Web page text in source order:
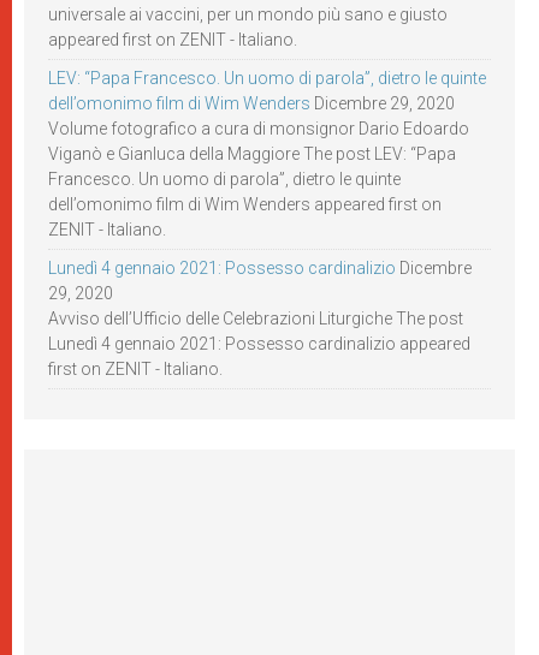
universale ai vaccini, per un mondo più sano e giusto
appeared first on ZENIT - Italiano.
LEV: “Papa Francesco. Un uomo di parola”, dietro le quinte
dell’omonimo film di Wim Wenders Dicembre 29, 2020
Volume fotografico a cura di monsignor Dario Edoardo
Viganò e Gianluca della Maggiore The post LEV: “Papa
Francesco. Un uomo di parola”, dietro le quinte
dell’omonimo film di Wim Wenders appeared first on
ZENIT - Italiano.
Lunedì 4 gennaio 2021: Possesso cardinalizio Dicembre
29, 2020
Avviso dell’Ufficio delle Celebrazioni Liturgiche The post
Lunedì 4 gennaio 2021: Possesso cardinalizio appeared
first on ZENIT - Italiano.